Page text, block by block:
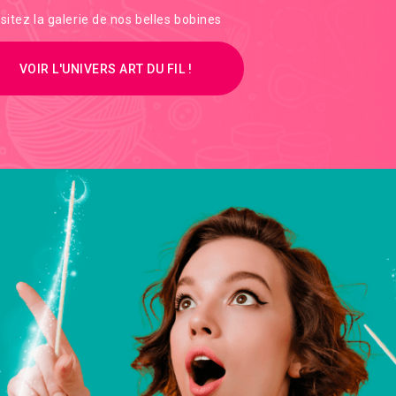
la galerie de nos belles bobines
VOIR L'UNIVERS ART DU FIL !